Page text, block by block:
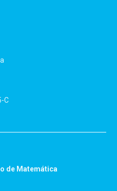
C
de Matemática